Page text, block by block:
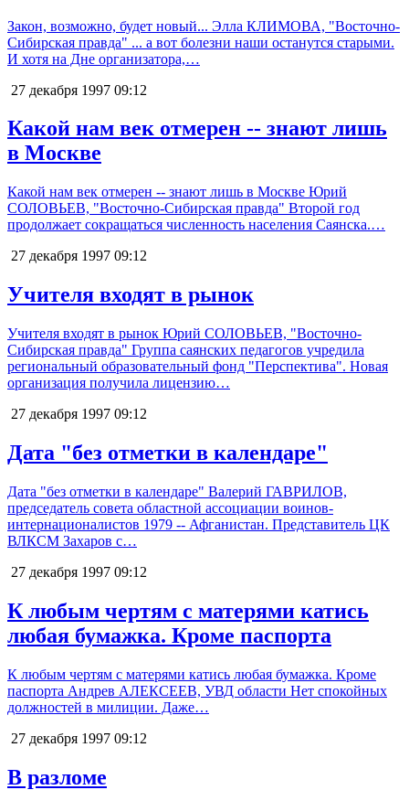
Закон, возможно, будет новый... Элла КЛИМОВА, "Восточно-
Сибирская правда" ... а вот болезни наши останутся старыми.
И хотя на Дне организатора,…
27 декабря 1997 09:12
Какой нам век отмерен -- знают лишь
в Москве
Какой нам век отмерен -- знают лишь в Москве Юрий
СОЛОВЬЕВ, "Восточно-Сибирская правда" Второй год
продолжает сокращаться численность населения Саянска.…
27 декабря 1997 09:12
Учителя входят в рынок
Учителя входят в рынок Юрий СОЛОВЬЕВ, "Восточно-
Сибирская правда" Группа саянских педагогов учредила
региональный образовательный фонд "Перспектива". Новая
организация получила лицензию…
27 декабря 1997 09:12
Дата "без отметки в календаре"
Дата "без отметки в календаре" Валерий ГАВРИЛОВ,
председатель совета областной ассоциации воинов-
интернационалистов 1979 -- Афганистан. Представитель ЦК
ВЛКСМ Захаров с…
27 декабря 1997 09:12
К любым чертям с матерями катись
любая бумажка. Кроме паспорта
К любым чертям с матерями катись любая бумажка. Кроме
паспорта Андрев АЛЕКСЕЕВ, УВД области Нет спокойных
должностей в милиции. Даже…
27 декабря 1997 09:12
В разломе